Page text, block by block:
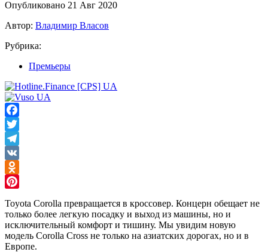
Опубликовано 21 Авг 2020
Автор: Владимир Власов
Рубрика:
Премьеры
Facebook
Twitter
Telegram
VK
Odnoklassniki
Toyota Corolla превращается в кроссовер. Концерн обещает не
только более легкую посадку и выход из машины, но и
исключительный комфорт и тишину. Мы увидим новую
модель Corolla Cross не только на азиатских дорогах, но и в
Европе.